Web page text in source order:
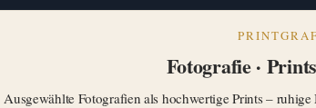
Fotografie ·
Ausgewählte Fotografien als hochwertige Prints –